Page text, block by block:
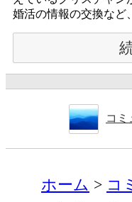
婚活の情報の交換など
コミ
ホーム コ